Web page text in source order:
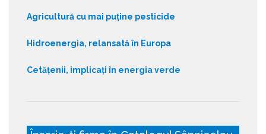
Agricultură cu mai puține pesticide
Hidroenergia, relansată în Europa
Cetățenii, implicați în energia verde